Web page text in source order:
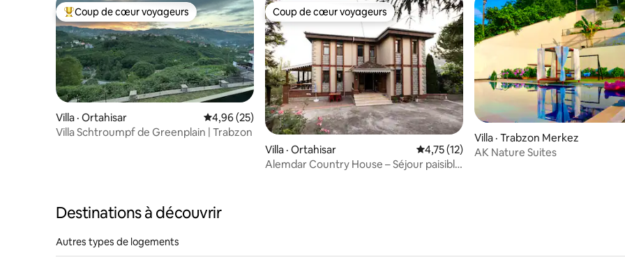
Coup de cœur voyageurs parmi les plus aimés
Coup de cœur voyageurs
Villa · Ortahisar Note moyenne de 4,96 sur 5, 25 commentaires
4,96 (25)
Villa Schtroumpf de Greenplain | Trabzon
Coup de cœur voyageurs
Coup de cœur voyageurs
Villa · Ortahisar Note moyenne de 4,75 sur 5, 12
4,75 (12)
Alemdar Country House – Séjour paisible
Villa · Trabzon Merkez
AK Nature Suites
Destinations à découvrir
Autres types de logements